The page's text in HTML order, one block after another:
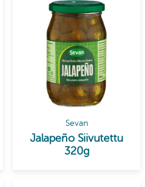
Sevan
Jalapeño Siivutettu
320g